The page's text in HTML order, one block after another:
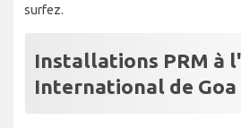
surfez.
Installations PRM à
International de Goa